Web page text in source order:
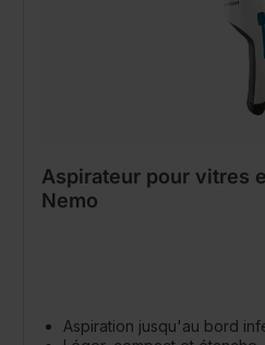
Aspirateur pour vitres
Nemo
Aspiration jusqu'au bord